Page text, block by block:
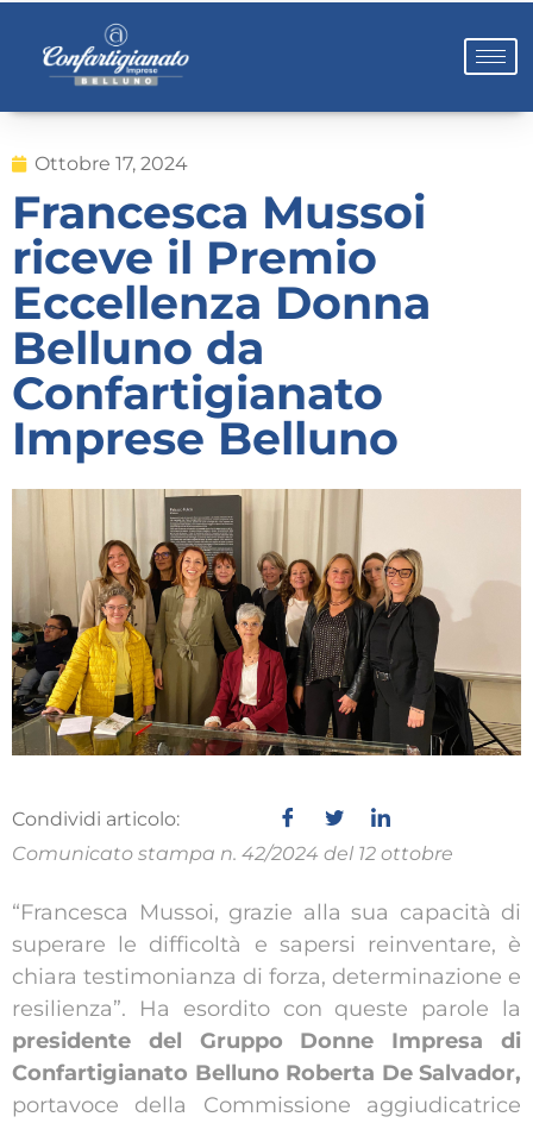
Ottobre 17, 2024
Francesca Mussoi
riceve il Premio
Eccellenza Donna
Belluno da
Confartigianato
Imprese Belluno
Condividi articolo:
Comunicato stampa n. 42/2024 del 12 ottobre
“Francesca Mussoi, grazie alla sua capacità di
superare le difficoltà e sapersi reinventare, è
chiara testimonianza di forza, determinazione e
resilienza”. Ha esordito con queste parole la
presidente del Gruppo Donne Impresa di
Confartigianato Belluno Roberta De Salvador,
portavoce della Commissione aggiudicatrice